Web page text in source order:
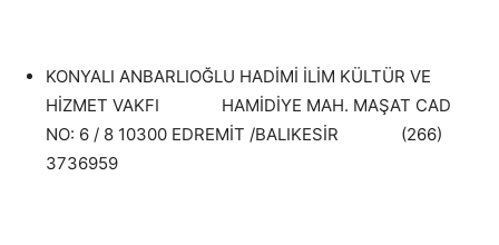
KONYALI ANBARLIOĞLU HADİMİ İLİM KÜLTÜR VE
HİZMET VAKFI HAMİDİYE MAH. MAŞAT CAD
NO: 6 / 8 10300 EDREMİT /BALIKESİR (266)
3736959